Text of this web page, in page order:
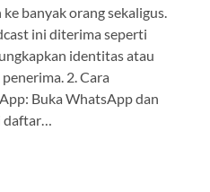
banyak orang sekaligus.
ini diterima seperti
identitas atau
2. Cara
Buka WhatsApp dan